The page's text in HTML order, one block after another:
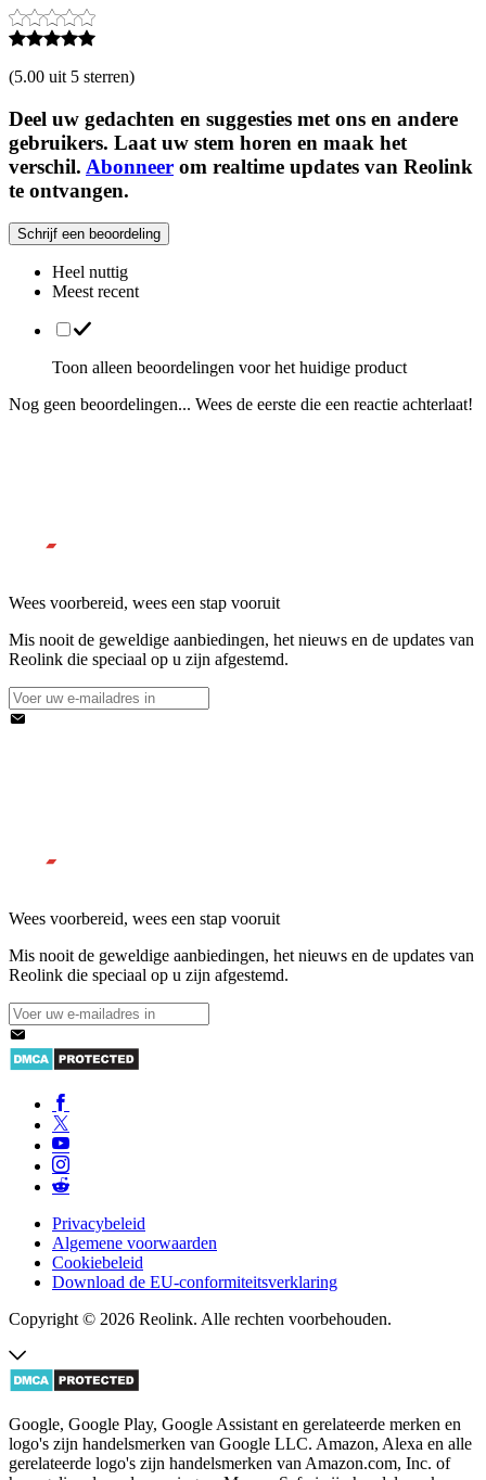
(5.00 uit 5 sterren)
Deel uw gedachten en suggesties met ons en andere
gebruikers. Laat uw stem horen en maak het
verschil. Abonneer om realtime updates van Reolink
te ontvangen.
Schrijf een beoordeling
Heel nuttig
Meest recent
Toon alleen beoordelingen voor het huidige product
Nog geen beoordelingen... Wees de eerste die een reactie achterlaat!
Wees voorbereid, wees een stap vooruit
Mis nooit de geweldige aanbiedingen, het nieuws en de updates van
Reolink die speciaal op u zijn afgestemd.
Wees voorbereid, wees een stap vooruit
Mis nooit de geweldige aanbiedingen, het nieuws en de updates van
Reolink die speciaal op u zijn afgestemd.
Privacybeleid
Algemene voorwaarden
Cookiebeleid
Download de EU-conformiteitsverklaring
Copyright © 2026 Reolink. Alle rechten voorbehouden.
Google, Google Play, Google Assistant en gerelateerde merken en
logo's zijn handelsmerken van Google LLC. Amazon, Alexa en alle
gerelateerde logo's zijn handelsmerken van Amazon.com, Inc. of